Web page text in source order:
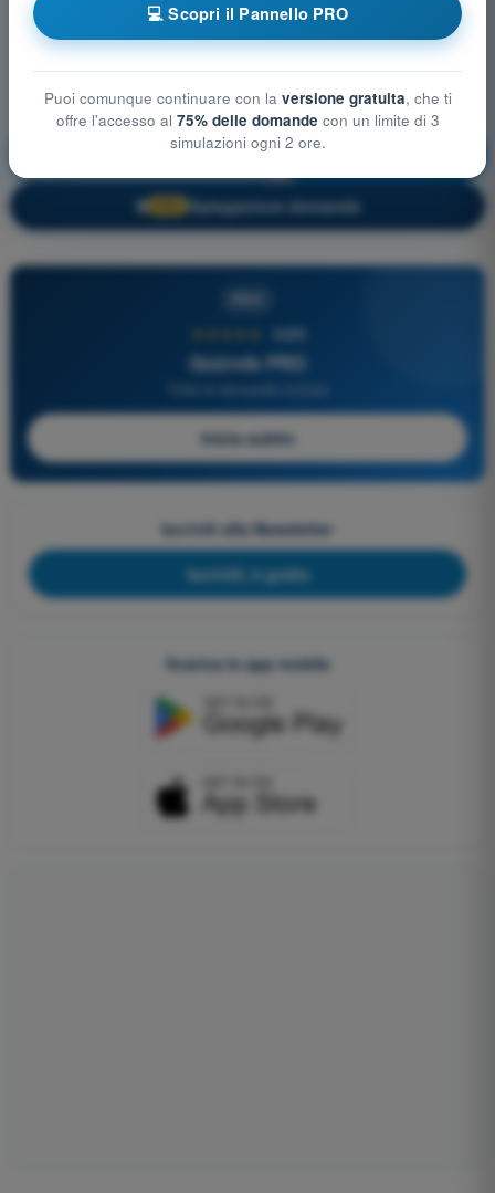
Tecnica di Pilotaggio
🔒 Spiegazione domanda
4,6/5
Quizvds PRO
Inizia subito
Iscriviti alla Newsletter
Iscriviti, è gratis
Scarica le app mobile
💻 Scopri il Pannello PRO
Puoi comunque continuare con la versione gratuita, che ti
offre l'accesso al 75% delle domande con un limite di 3
simulazioni ogni 2 ore.